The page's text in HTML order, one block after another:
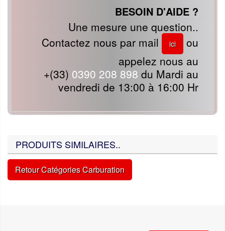
BESOIN D'AIDE ?
Une mesure une question..
Contactez nous par mail
ici
ou
appelez nous au
+(33) 0390 208 898 du Mardi au
vendredi de 13:00 à 16:00 Hr
PRODUITS SIMILAIRES..
Retour Catégories Carburation